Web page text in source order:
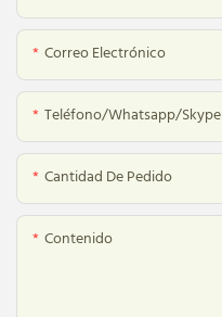
Correo Electrónico
Teléfono/whatsapp/skype
Cantidad De Pedido
Contenido